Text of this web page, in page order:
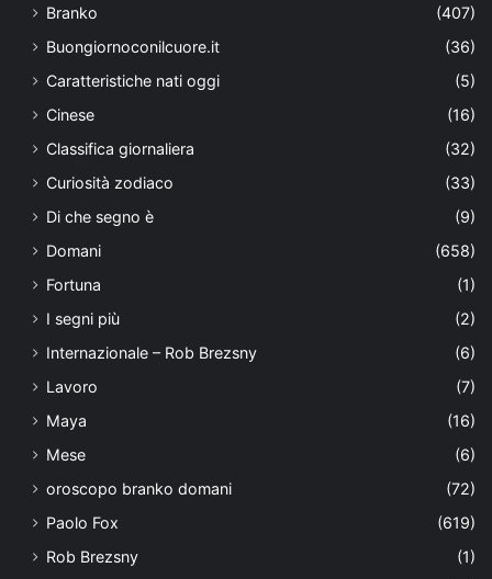
Branko
(407)
Buongiornoconilcuore.it
(36)
Caratteristiche nati oggi
(5)
Cinese
(16)
Classifica giornaliera
(32)
Curiosità zodiaco
(33)
Di che segno è
(9)
Domani
(658)
Fortuna
(1)
I segni più
(2)
Internazionale – Rob Brezsny
(6)
Lavoro
(7)
Maya
(16)
Mese
(6)
oroscopo branko domani
(72)
Paolo Fox
(619)
Rob Brezsny
(1)